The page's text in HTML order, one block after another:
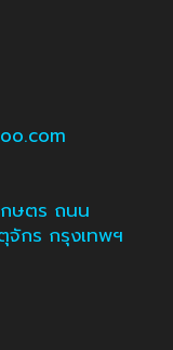
กษตร ถนน
จักร กรุงเทพฯ